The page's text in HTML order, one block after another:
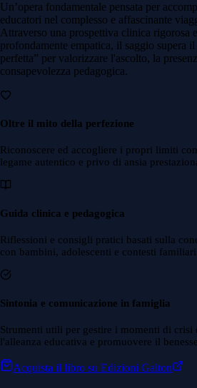
Un’opera fondamentale pensata per
educatori nel complesso e affascinante
Attraverso una prospettiva clinica rigorosa
profondamente empatica, il saggio supera
perfetta” per valorizzare l'ascolto, la
consapevolezza pedagogica.
Oltre il mito della perfezione
Riconoscere ed accogliere i propri limiti
legame autentico e privo di ansia
Guida clinica e pedagogica
Riflessioni e consigli pratici basati sulla
con bambini, adolescenti e contesti
Sintonia e comunicazione in famiglia
Strumenti utili per gestire i momenti di crisi
l'alleanza educativa e promuovere il
Acquista il libro su Edizioni Galton